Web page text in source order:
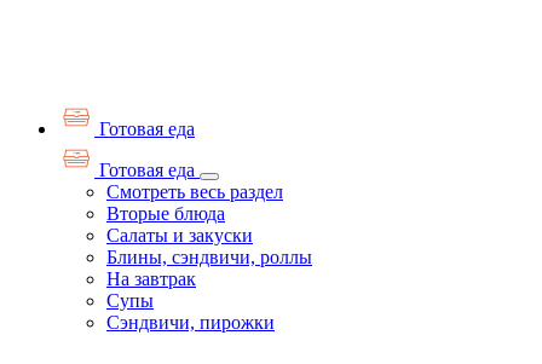
Готовая еда
Готовая еда
Смотреть весь раздел
Вторые блюда
Салаты и закуски
Блины, сэндвичи, роллы
На завтрак
Супы
Сэндвичи, пирожки